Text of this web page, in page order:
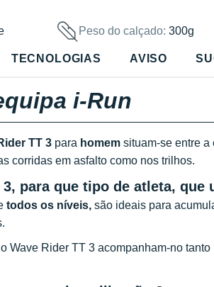
Peso do calçado: 300g
TECNOLOGIAS AVISO
i-Run
TT 3 para homem situam-se entre a
corridas em asfalto como nos trilhos.
3, para que tipo de atleta,
todos os níveis, são ideais para
Wave Rider TT 3 acompanham-no tanto